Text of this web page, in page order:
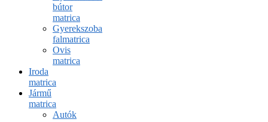
bútor
matrica
Gyerekszoba
falmatrica
Ovis
matrica
Iroda
matrica
Jármű
matrica
Autók